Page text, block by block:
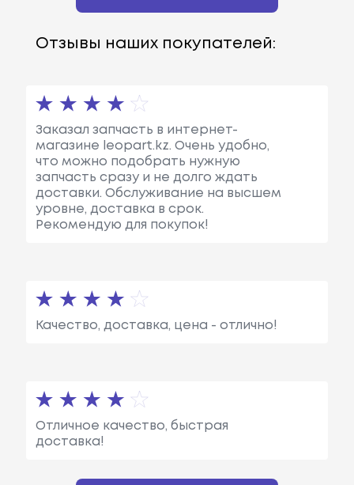
Отзывы наших покупателей:
Заказал запчасть в интернет-
магазине leopart.kz. Очень удобно,
что можно подобрать нужную
запчасть сразу и не долго ждать
доставки. Обслуживание на высшем
уровне, доставка в срок.
Рекомендую для покупок!
Качество, доставка, цена - отлично!
Отличное качество, быстрая
доставка!